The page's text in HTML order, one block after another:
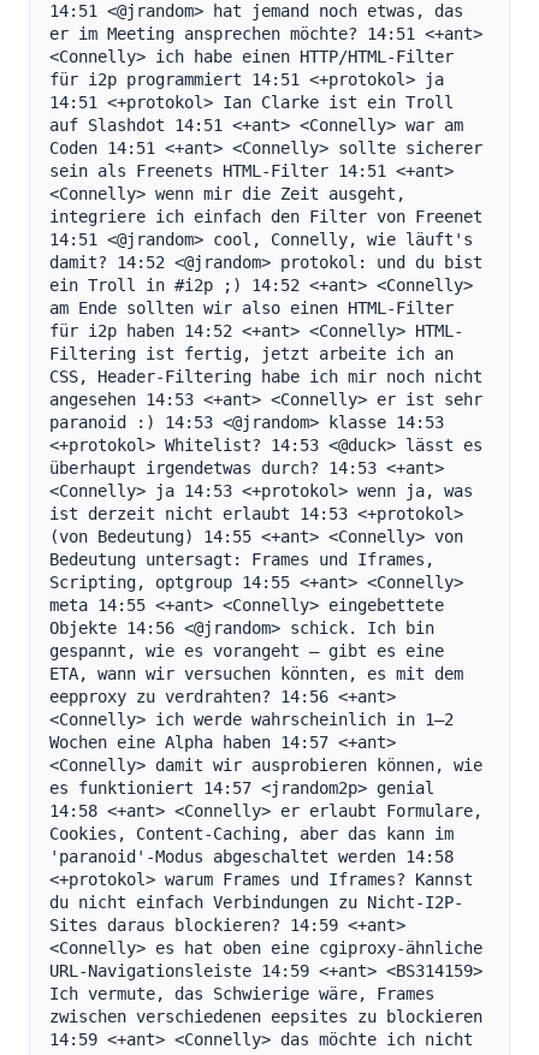
14:51 <@jrandom> hat jemand noch etwas, das
er im Meeting ansprechen möchte? 14:51 <+ant>
<Connelly> ich habe einen HTTP/HTML-Filter
für i2p programmiert 14:51 <+protokol> ja
14:51 <+protokol> Ian Clarke ist ein Troll
auf Slashdot 14:51 <+ant> <Connelly> war am
Coden 14:51 <+ant> <Connelly> sollte sicherer
sein als Freenets HTML-Filter 14:51 <+ant>
<Connelly> wenn mir die Zeit ausgeht,
integriere ich einfach den Filter von Freenet
14:51 <@jrandom> cool, Connelly, wie läuft's
damit? 14:52 <@jrandom> protokol: und du bist
ein Troll in #i2p ;) 14:52 <+ant> <Connelly>
am Ende sollten wir also einen HTML-Filter
für i2p haben 14:52 <+ant> <Connelly> HTML-
Filtering ist fertig, jetzt arbeite ich an
CSS, Header-Filtering habe ich mir noch nicht
angesehen 14:53 <+ant> <Connelly> er ist sehr
paranoid :) 14:53 <@jrandom> klasse 14:53
<+protokol> Whitelist? 14:53 <@duck> lässt es
überhaupt irgendetwas durch? 14:53 <+ant>
<Connelly> ja 14:53 <+protokol> wenn ja, was
ist derzeit nicht erlaubt 14:53 <+protokol>
(von Bedeutung) 14:55 <+ant> <Connelly> von
Bedeutung untersagt: Frames und Iframes,
Scripting, optgroup 14:55 <+ant> <Connelly>
meta 14:55 <+ant> <Connelly> eingebettete
Objekte 14:56 <@jrandom> schick. Ich bin
gespannt, wie es vorangeht – gibt es eine
ETA, wann wir versuchen könnten, es mit dem
eepproxy zu verdrahten? 14:56 <+ant>
<Connelly> ich werde wahrscheinlich in 1–2
Wochen eine Alpha haben 14:57 <+ant>
<Connelly> damit wir ausprobieren können, wie
es funktioniert 14:57 <jrandom2p> genial
14:58 <+ant> <Connelly> er erlaubt Formulare,
Cookies, Content-Caching, aber das kann im
'paranoid'-Modus abgeschaltet werden 14:58
<+protokol> warum Frames und Iframes? Kannst
du nicht einfach Verbindungen zu Nicht-I2P-
Sites daraus blockieren? 14:59 <+ant>
<Connelly> es hat oben eine cgiproxy-ähnliche
URL-Navigationsleiste 14:59 <+ant> <BS314159>
Ich vermute, das Schwierige wäre, Frames
zwischen verschiedenen eepsites zu blockieren
14:59 <+ant> <Connelly> das möchte ich nicht